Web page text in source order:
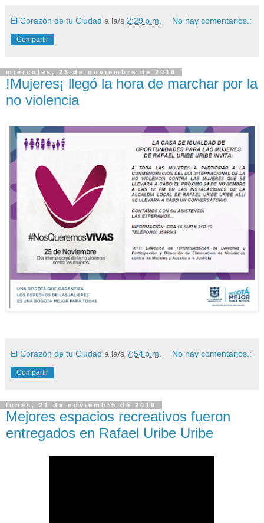
El Corazón de tu Ciudad a la/s 2:29 p.m. No hay comentarios.:
Compartir
miércoles, 23 de noviembre de 2016
!Mujeres¡ llegó la hora de marchar por la
no violencia
El Corazón de tu Ciudad a la/s 7:54 p.m. No hay comentarios.:
Compartir
lunes, 21 de noviembre de 2016
Mejores espacios recreativos fueron
entregados en Rafael Uribe Uribe